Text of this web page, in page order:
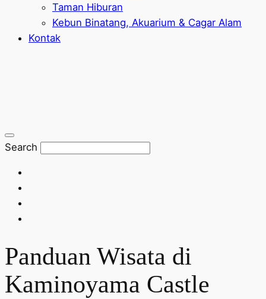
Taman Hiburan
Kebun Binatang, Akuarium & Cagar Alam
Kontak
Search
Panduan Wisata di
Kaminoyama Castle